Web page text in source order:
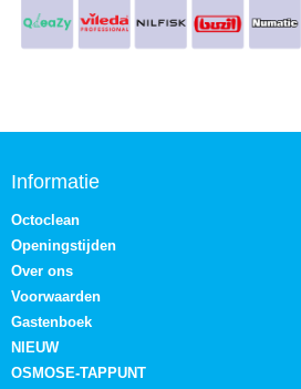
Informatie
Octoclean
Openingstijden
Over ons
Voorwaarden
Gastenboek
NIEUW
OSMOSE-TAPPUNT